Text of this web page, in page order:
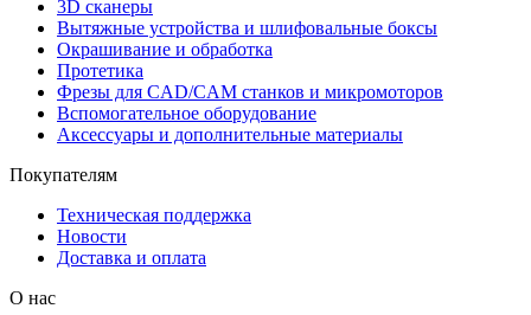
3D сканеры
Вытяжные устройства и шлифовальные боксы
Окрашивание и обработка
Протетика
Фрезы для CAD/CAM станков и микромоторов
Вспомогательное оборудование
Аксессуары и дополнительные материалы
Покупателям
Техническая поддержка
Новости
Доставка и оплата
О нас